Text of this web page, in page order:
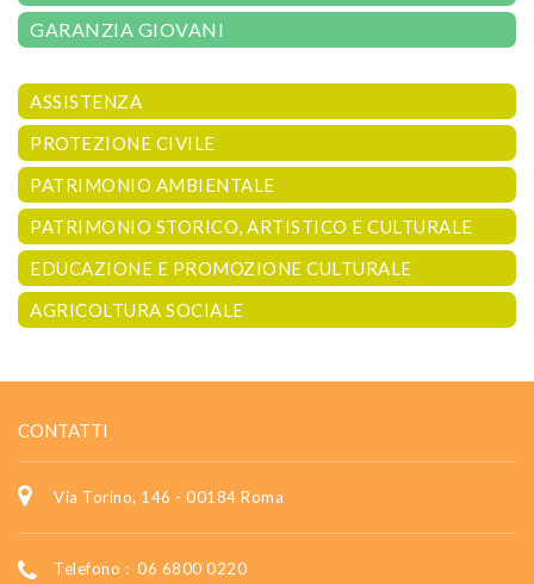
GARANZIA GIOVANI
ASSISTENZA
PROTEZIONE CIVILE
PATRIMONIO AMBIENTALE
PATRIMONIO STORICO, ARTISTICO E CULTURALE
EDUCAZIONE E PROMOZIONE CULTURALE
AGRICOLTURA SOCIALE
CONTATTI
Via Torino, 146 - 00184 Roma
Telefono : 06 6800 0220